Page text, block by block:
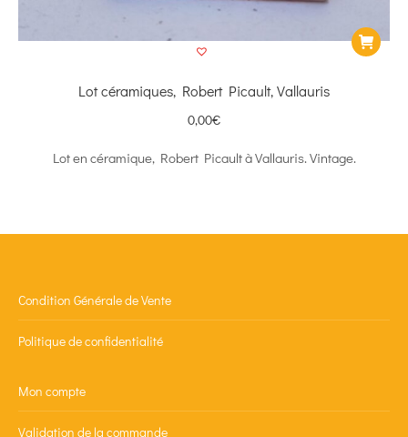
Lot céramiques, Robert Picault, Vallauris
0,00€
Lot en céramique, Robert Picault à Vallauris. Vintage.
Condition Générale de Vente
Politique de confidentialité
Mon compte
Validation de la commande